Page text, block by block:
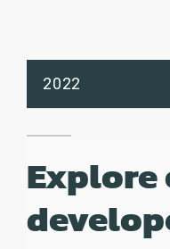
2022
2021
2020
2019
2018
2017
2016